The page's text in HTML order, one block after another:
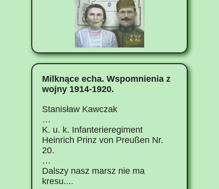
Milknące echa. Wspomnienia z
wojny 1914-1920.
Stanisław Kawczak
…
K. u. k. Infanterieregiment
Heinrich Prinz von Preußen Nr.
20.
…
Dalszy nasz marsz nie ma
kresu....